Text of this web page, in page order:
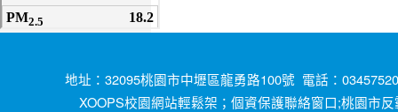
地址：32095桃園市中壢區龍勇路100號 電話：
XOOPS校園網站輕鬆架； 個資保護聯絡窗口 ;桃園市